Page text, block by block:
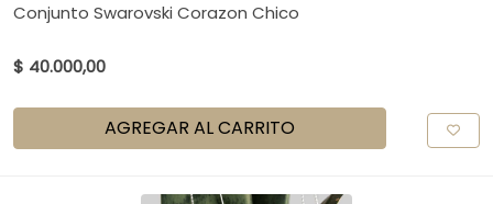
Conjunto Swarovski Corazon Chico
$ 40.000,00
AGREGAR AL CARRITO